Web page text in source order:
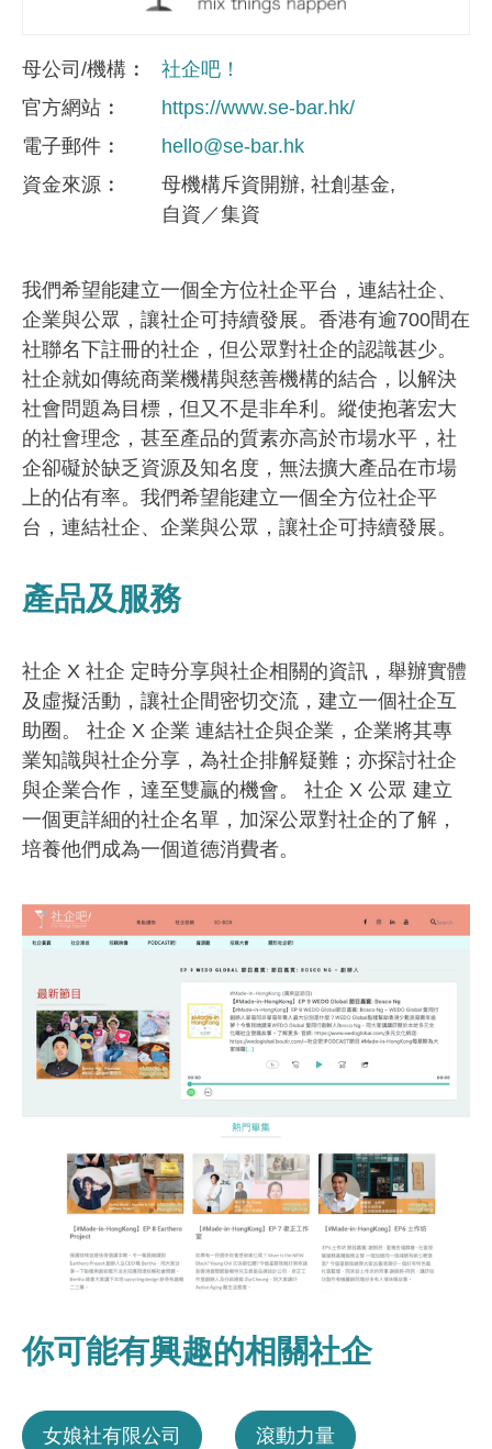
母公司/機構
社企吧！
官方網站
https://www.se-bar.hk/
電子郵件
hello@se-bar.hk
資金來​源
母機構斥資開辦 社創基金
自資／集資
我們希望能建立一個全方位社企平台，連結社企、
企業與公眾，讓社企可持續發展。香港有逾700間在
社聯名下註冊的社企，但公眾對社企的認識甚少。
社企就如傳統商業機構與慈善機構的結合，以解決
社會問題為目標，但又不是非牟利。縱使抱著宏大
的社會理念，甚至產品的質素亦高於市場水平，社
企卻礙於缺乏資源及知名度，無法擴大產品在市場
上的佔有率。我們希望能建立一個全方位社企平
台，連結社企、企業與公眾，讓社企可持續發展。
產品及服務
社企 X 社企 定時分享與社企相關的資訊，舉辦實體
及虛擬活動，讓社企間密切交流，建立一個社企互
助圈。 社企 X 企業 連結社企與企業，企業將其專
業知識與社企分享，為社企排解疑難；亦探討社企
與企業合作，達至雙贏的機會。 社企 X 公眾 建立
一個更詳細的社企名單，加深公眾對社企的了解，
培養他們成為一個道德消費者。
你可能有興趣的相關社企
女娘社有限公司 滾動力量